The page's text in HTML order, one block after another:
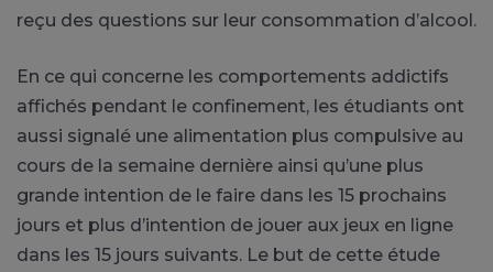
reçu des questions sur leur consommation d’alcool.
En ce qui concerne les comportements addictifs
affichés pendant le confinement, les étudiants ont
aussi signalé une alimentation plus compulsive au
cours de la semaine dernière ainsi qu’une plus
grande intention de le faire dans les 15 prochains
jours et plus d’intention de jouer aux jeux en ligne
dans les 15 jours suivants. Le but de cette étude